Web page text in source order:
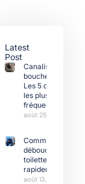
Latest
Post
Canalisations
bouchées :
Les 5 causes
les plus
fréquentes
août 25, 2025
Comment
déboucher
toilettes
rapidement
août 13,